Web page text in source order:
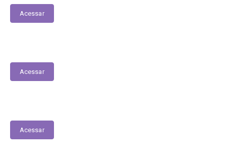
Acessar
Acessar
Acessar